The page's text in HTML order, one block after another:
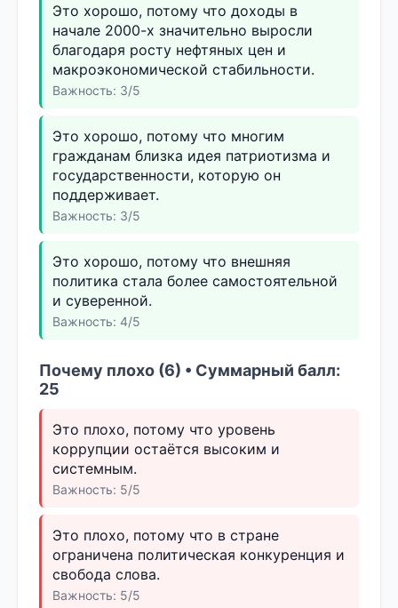
Это хорошо, потому что доходы в
начале 2000-х значительно выросли
благодаря росту нефтяных цен и
макроэкономической стабильности.
Важность: 3/5
Это хорошо, потому что многим
гражданам близка идея патриотизма и
государственности, которую он
поддерживает.
Важность: 3/5
Это хорошо, потому что внешняя
политика стала более самостоятельной
и суверенной.
Важность: 4/5
Почему плохо (6) • Суммарный балл:
25
Это плохо, потому что уровень
коррупции остаётся высоким и
системным.
Важность: 5/5
Это плохо, потому что в стране
ограничена политическая конкуренция и
свобода слова.
Важность: 5/5